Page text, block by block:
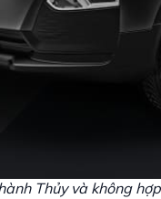
Thủy và không